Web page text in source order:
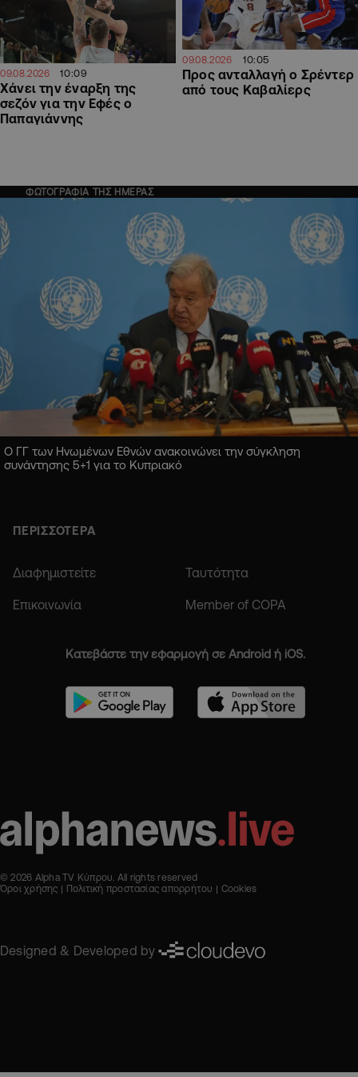
09.08.2026 10:09
Χάνει την έναρξη της
σεζόν για την Εφές ο
Παπαγιάννης
09.08.2026 10:05
Προς ανταλλαγή ο Σρέντερ
από τους Καβαλίερς
ΦΩΤΟΓΡΑΦΙΑ ΤΗΣ ΗΜΕΡΑΣ
Ο ΓΓ των Ηνωμένων Εθνών ανακοινώνει την σύγκληση
συνάντησης 5+1 για το Κυπριακό
ΠΕΡΙΣΣΟΤΕΡΑ
Διαφημιστείτε Ταυτότητα
Επικοινωνία Member of COPA
Κατεβάστε την εφαρμογή σε Android ή iOS.
© 2026 Alpha TV Κύπρου. All rights reserved
Όροι χρήσης
Πολιτική προστασίας απορρήτου Cookies
Designed & Developed by